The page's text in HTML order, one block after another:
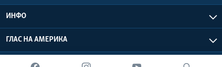
ИНФО
ГЛАС НА АМЕРИКА
Глас на Америка © 2026 VOA, Inc. Сите права задржани.